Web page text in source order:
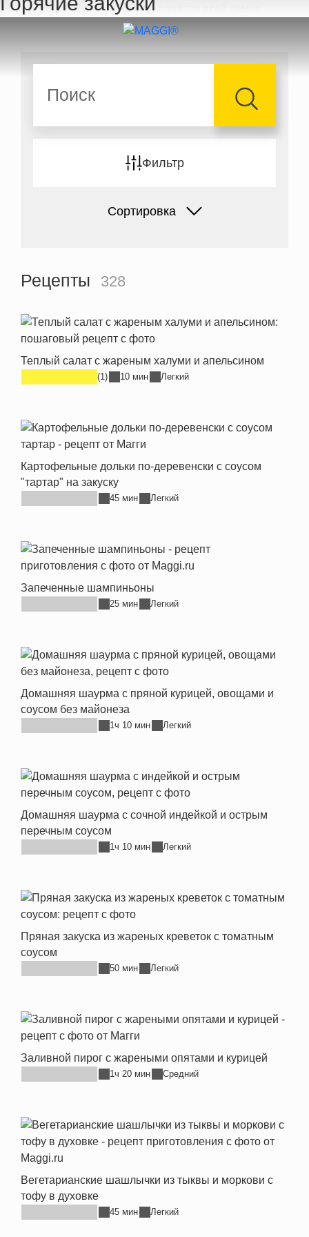
Перейти к основному содержанию
Фильтр
Сортировка
Рецепты 328
Теплый салат с жареным халуми и апельсином
(1) 10 мин Легкий
Картофельные дольки по-деревенски с соусом
"тартар" на закуску
45 мин Легкий
Запеченные шампиньоны
25 мин Легкий
Домашняя шаурма с пряной курицей, овощами и
соусом без майонеза
1ч 10 мин Легкий
Домашняя шаурма с сочной индейкой и острым
перечным соусом
1ч 10 мин Легкий
Пряная закуска из жареных креветок с томатным
соусом
50 мин Легкий
Заливной пирог с жареными опятами и курицей
1ч 20 мин Средний
Вегетарианские шашлычки из тыквы и моркови с
тофу в духовке
45 мин Легкий